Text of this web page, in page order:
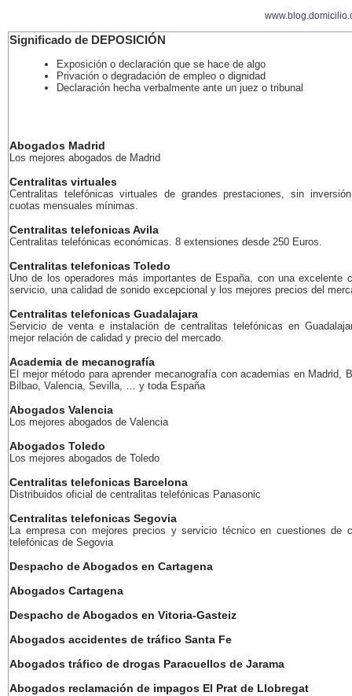
Significado de DEPOSICIÓN
Exposición o declaración que se hace de algo
Privación o degradación de empleo o dignidad
Declaración hecha verbalmente ante un juez o tribunal
Abogados Madrid
Los mejores abogados de Madrid
Centralitas virtuales
Centralitas telefónicas virtuales de grandes prestaciones, sin
cuotas mensuales mínimas.
Centralitas telefonicas Avila
Centralitas telefónicas económicas. 8 extensiones desde 250 Euros.
Centralitas telefonicas Toledo
Uno de los operadores más importantes de España, con una excelente
servicio, una calidad de sonido excepcional y los mejores precios del
Centralitas telefonicas Guadalajara
Servicio de venta e instalación de centralitas telefónicas en
mejor relación de calidad y precio del mercado.
Academia de mecanografía
El mejor método para aprender mecanografía con academias en Madrid,
Bilbao, Valencia, Sevilla, … y toda España
Abogados Valencia
Los mejores abogados de Valencia
Abogados Toledo
Los mejores abogados de Toledo
Centralitas telefonicas Barcelona
Distribuidos oficial de centralitas telefónicas Panasonic
Centralitas telefonicas Segovia
La empresa con mejores precios y servicio técnico en cuestiones de
telefónicas de Segovia
Despacho de Abogados en Cartagena
Abogados Cartagena
Despacho de Abogados en Vitoria-Gasteiz
Abogados accidentes de tráfico Santa Fe
Abogados tráfico de drogas Paracuellos de Jarama
Abogados reclamación de impagos El Prat de Llobregat